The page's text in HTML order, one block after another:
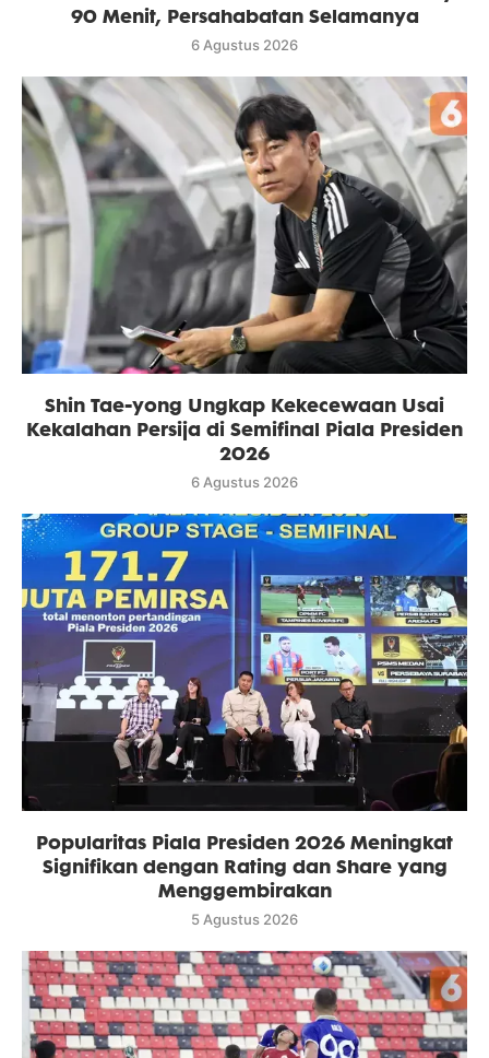
90 Menit, Persahabatan Selamanya
6 Agustus 2026
Shin Tae-yong Ungkap Kekecewaan Usai
Kekalahan Persija di Semifinal Piala Presiden
2026
6 Agustus 2026
Popularitas Piala Presiden 2026 Meningkat
Signifikan dengan Rating dan Share yang
Menggembirakan
5 Agustus 2026